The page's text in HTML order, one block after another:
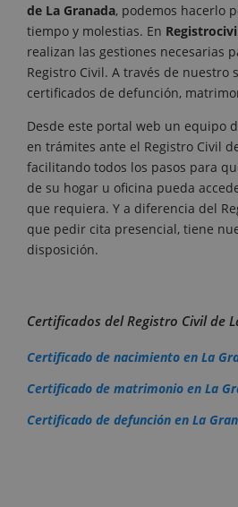
de La Granada, podemos hacerlo
tiempo y molestias. En
realizan las gestiones necesarias
Registro Civil. A través de nuestro
certificados de defunción,
Desde este portal web un equipo
en trámites ante el Registro Civil
facilitando todos los pasos para
de su hogar u oficina pueda
que requiera. Y a diferencia del
que pedir cita presencial, tiene
disposición.
Certificados del Registro Civil de
Certificado de nacimiento en La
Certificado de matrimonio en La
Certificado de defunción en La